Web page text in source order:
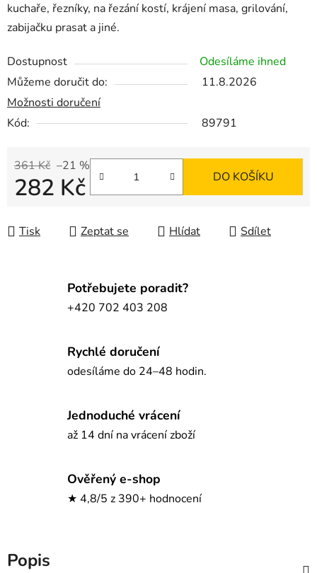
kuchaře, řezníky, na řezání kostí, krájení masa, grilování,
zabijačku prasat a jiné.
Dostupnost
Odesíláme ihned
Můžeme doručit do:
11.8.2026
Možnosti doručení
Kód:
89791
361 Kč –21 %
282 Kč DO KOŠÍKU
Tisk Zeptat se Hlídat Sdílet
Potřebujete poradit?
+420 702 403 208
Rychlé doručení
odesíláme do 24–48 hodin.
Jednoduché vrácení
až 14 dní na vrácení zboží
Ověřený e-shop
★ 4,8/5 z 390+ hodnocení
Popis